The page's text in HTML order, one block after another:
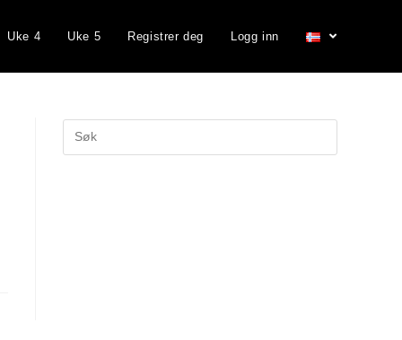
Uke 4 Uke 5 Registrer deg Logg inn